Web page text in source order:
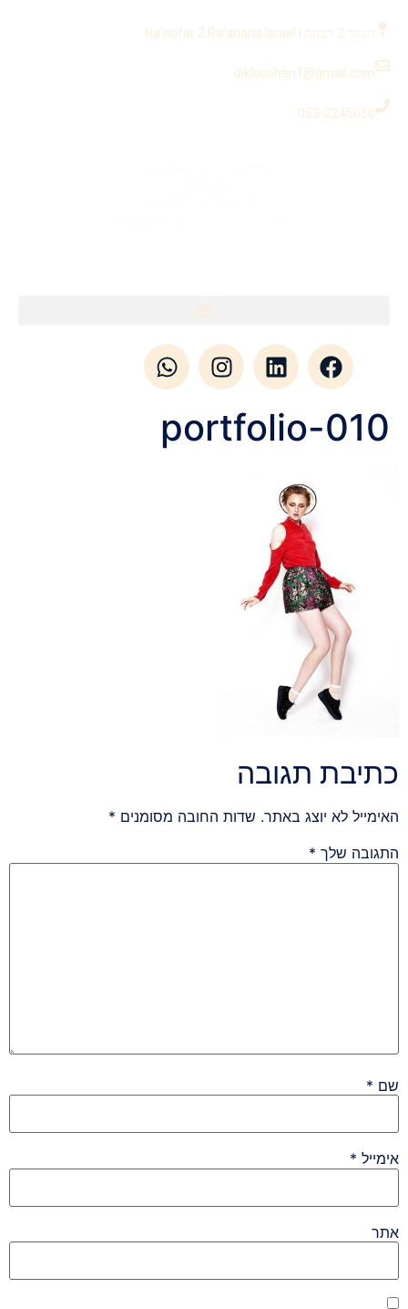
הנופר 2 רעננה | Ha'nofar 2 Ra'anana Israel
diklacohen1@gmail.com
053-2245050
portfolio-010
כתיבת תגובה
האימייל לא יוצג באתר. שדות החובה מסומנים *
התגובה שלך *
שם *
אימייל *
אתר